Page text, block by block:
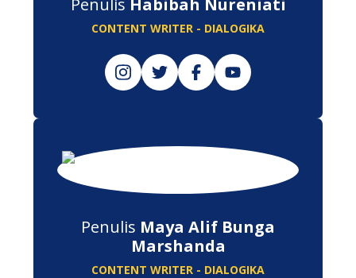
Penulis Habibah Nureniati
CONTENT WRITER - DIALOGIKA
Penulis Maya Alif Bunga
Marshanda
CONTENT WRITER - DIALOGIKA